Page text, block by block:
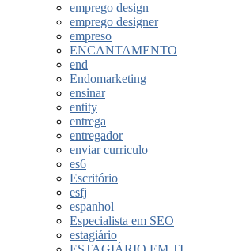
emprego design
emprego designer
empreso
ENCANTAMENTO
end
Endomarketing
ensinar
entity
entrega
entregador
enviar curriculo
es6
Escritório
esfj
espanhol
Especialista em SEO
estagiário